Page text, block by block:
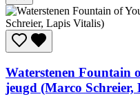
Waterstenen Fountain
jeugd (Marco Schreier,